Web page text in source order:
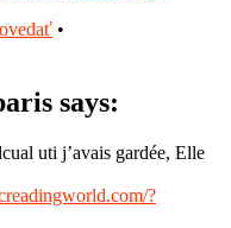
•
says:
uti j’avais gardée, Elle
?